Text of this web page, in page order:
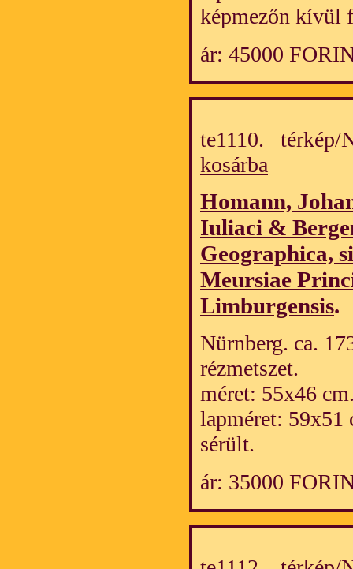
képmezőn kívül
ár: 45000
te1110. térkép/
kosárba
Homann,
Iuliaci &
Geographica,
Meursiae
Limburgensis.
Nürnberg. ca.
rézmetszet.
méret: 55x46
lapméret: 59x51
sérült.
ár: 35000